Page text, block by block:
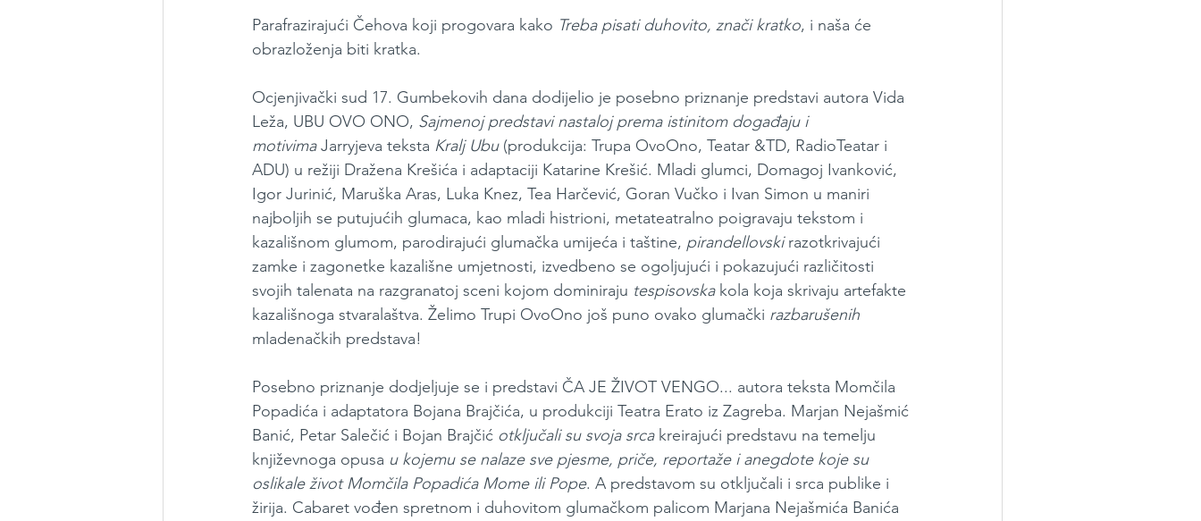
Parafrazirajući Čehova koji progovara kako Treba pisati duhovito, znači kratko, i naša će
obrazloženja biti kratka.
Ocjenjivački sud 17. Gumbekovih dana dodijelio je posebno priznanje predstavi autora Vida
Leža, UBU OVO ONO, Sajmenoj predstavi nastaloj prema istinitom događaju i
motivima Jarryjeva teksta Kralj Ubu (produkcija: Trupa OvoOno, Teatar &TD, RadioTeatar i
ADU) u režiji Dražena Krešića i adaptaciji Katarine Krešić. Mladi glumci, Domagoj Ivanković,
Igor Jurinić, Maruška Aras, Luka Knez, Tea Harčević, Goran Vučko i Ivan Simon u maniri
najboljih se putujućih glumaca, kao mladi histrioni, metateatralno poigravaju tekstom i
kazališnom glumom, parodirajući glumačka umijeća i taštine, pirandellovski razotkrivajući
zamke i zagonetke kazališne umjetnosti, izvedbeno se ogoljujući i pokazujući različitosti
svojih talenata na razgranatoj sceni kojom dominiraju tespisovska kola koja skrivaju artefakte
kazališnoga stvaralaštva. Želimo Trupi OvoOno još puno ovako glumački razbarušenih
mladenačkih predstava!
Posebno priznanje dodjeljuje se i predstavi ČA JE ŽIVOT VENGO... autora teksta Momčila
Popadića i adaptatora Bojana Brajčića, u produkciji Teatra Erato iz Zagreba. Marjan Nejašmić
Banić, Petar Salečić i Bojan Brajčić otključali su svoja srca kreirajući predstavu na temelju
književnoga opusa u kojemu se nalaze sve pjesme, priče, reportaže i anegdote koje su
oslikale život Momčila Popadića Mome ili Pope. A predstavom su otključali i srca publike i
žirija. Cabaret vođen spretnom i duhovitom glumačkom palicom Marjana Nejašmića Banića